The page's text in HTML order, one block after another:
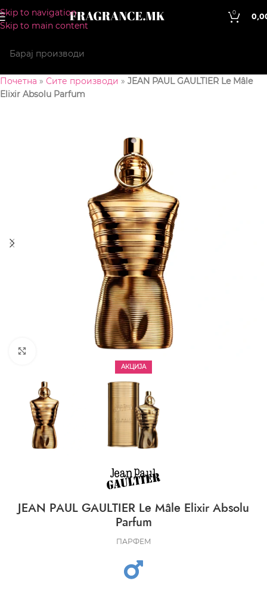
Skip to navigation
Skip to main content
0
Почетна » Сите производи » JEAN PAUL GAULTIER Le Mâle
Elixir Absolu Parfum
АКЦИЈА
CLICK TO ENLARGE
JEAN PAUL GAULTIER Le Mâle Elixir Absolu
Parfum
ПАРФЕМ